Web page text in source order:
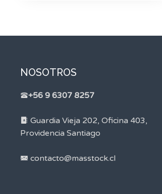
NOSOTROS
+56 9 6307 8257
Guardia Vieja 202, Oficina 403,
Providencia Santiago
contacto@masstock.cl